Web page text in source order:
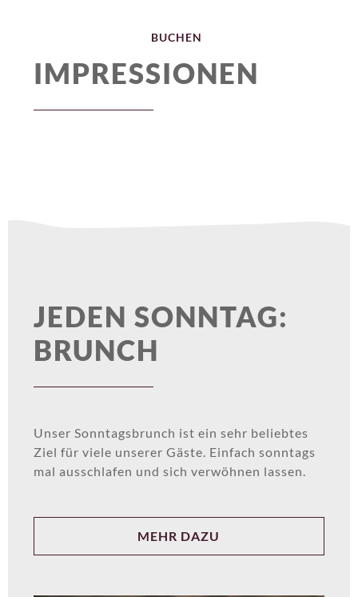
BUCHEN
IMPRESSIONEN
JEDEN SONNTAG:
BRUNCH
Unser Sonntagsbrunch ist ein sehr beliebtes
Ziel für viele unserer Gäste. Einfach sonntags
mal ausschlafen und sich verwöhnen lassen.
MEHR DAZU